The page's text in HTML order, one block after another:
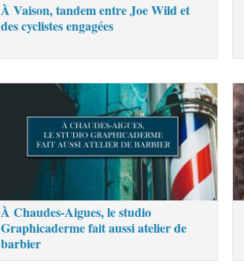
À Vaison, tandem entre Joe Wild et
des cyclistes engagées
À Chaudes-Aigues, le studio
Graphicaderme fait aussi atelier de
barbier